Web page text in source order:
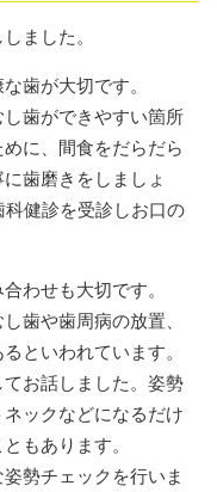
ました。
歯が大切です。
歯ができやすい箇所
に、間食をだらだら
歯磨きをしましょ
健診を受診しお口の
わせも大切です。
歯や歯周病の放置、
といわれています。
お話しました。姿勢
ックなどになるだけ
もあります。
勢チェックを行いま